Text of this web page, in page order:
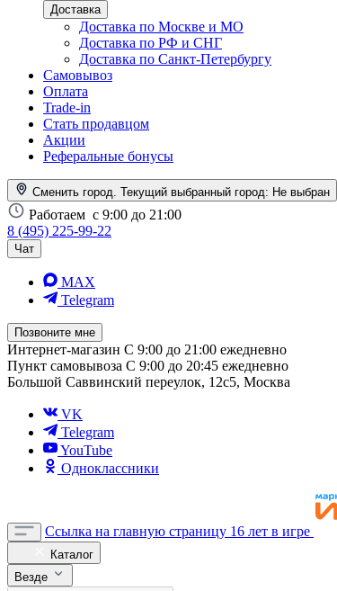
Доставка
Доставка по Москве и МО
Доставка по РФ и СНГ
Доставка по Санкт-Петербургу
Самовывоз
Оплата
Trade-in
Стать продавцом
Акции
Реферальные бонусы
Сменить город. Текущий выбранный город: Не выбран
Работаем с 9:00 до 21:00
8 (495) 225-99-22
Чат
MAX
Telegram
Позвоните мне
Интернет-магазин С 9:00 до 21:00 ежедневно
Пункт самовывоза С 9:00 до 20:45 ежедневно
Большой Саввинский переулок, 12с5, Москва
VK
Telegram
YouTube
Одноклассники
Ссылка на главную страницу 16 лет в игре
Каталог
Везде